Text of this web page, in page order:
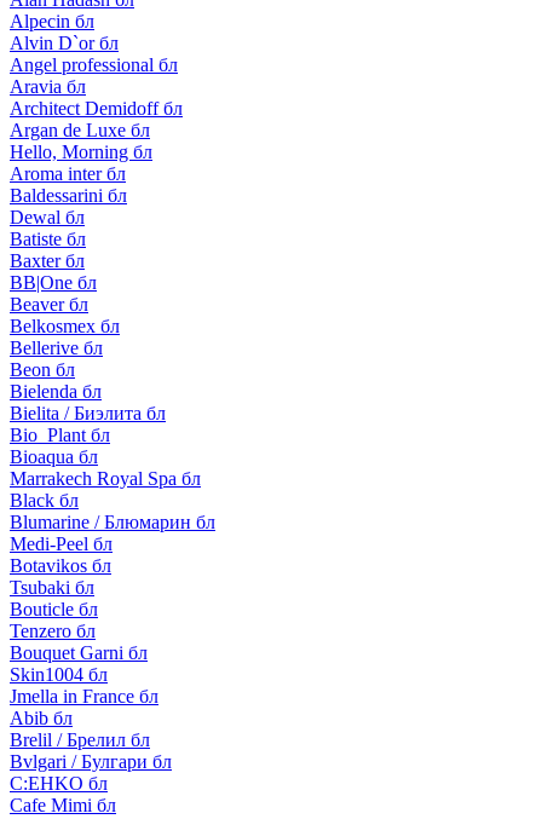
Alpecin бл
Alvin D`or бл
Angel professional бл
Aravia бл
Architect Demidoff бл
Argan de Luxe бл
Hello, Morning бл
Aroma inter бл
Baldessarini бл
Dewal бл
Batiste бл
Baxter бл
BB|One бл
Beaver бл
Belkosmex бл
Bellerive бл
Beon бл
Bielenda бл
Bielita / Биэлита бл
Bio_Plant бл
Bioaqua бл
Marrakech Royal Spa бл
Black бл
Blumarine / Блюмарин бл
Medi-Peel бл
Botavikos бл
Tsubaki бл
Bouticle бл
Tenzero бл
Bouquet Garni бл
Skin1004 бл
Jmella in France бл
Abib бл
Brelil / Брелил бл
Bvlgari / Булгари бл
C:EHKO бл
Cafe Mimi бл